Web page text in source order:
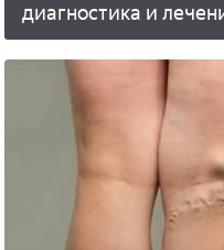
диагностика и